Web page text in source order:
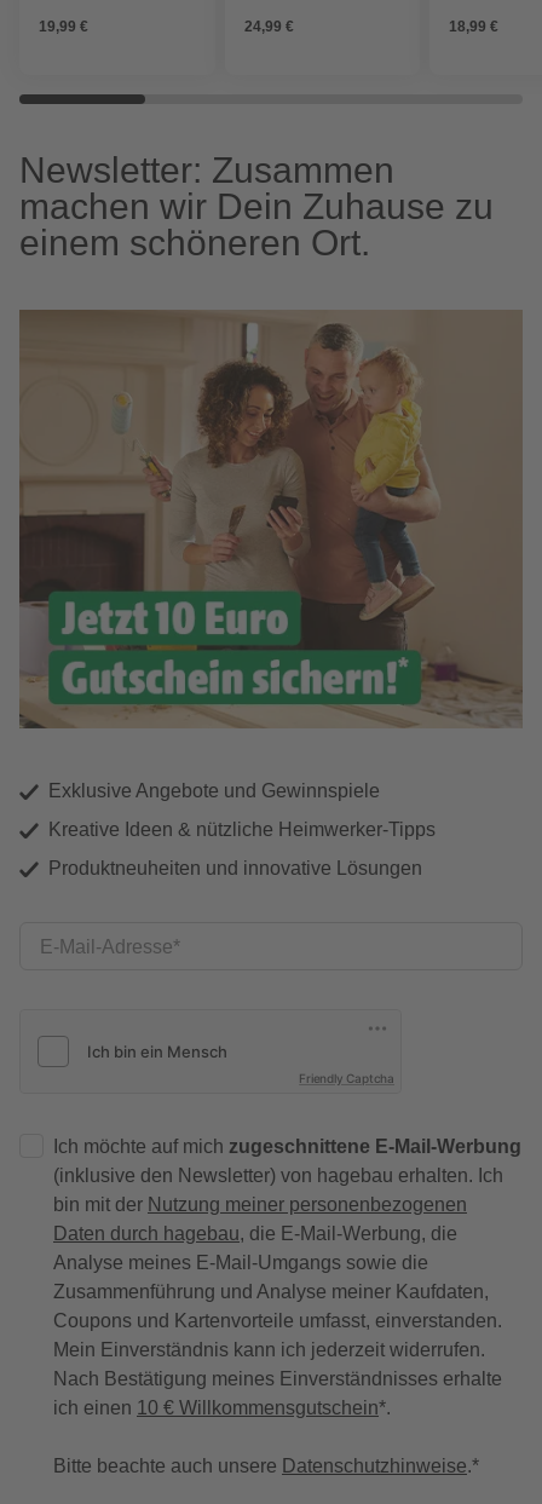
19,99 € 24,99 € 18,99 €
Newsletter: Zusammen
machen wir Dein Zuhause zu
einem schöneren Ort.
Exklusive Angebote und Gewinnspiele
Kreative Ideen & nützliche Heimwerker-Tipps
Produktneuheiten und innovative Lösungen
E-Mail-Adresse
Friendly Captcha
Ich möchte auf mich zugeschnittene E-Mail-Werbung
(inklusive den Newsletter) von hagebau erhalten. Ich
bin mit der Nutzung meiner personenbezogenen
Daten durch hagebau, die E-Mail-Werbung, die
Analyse meines E-Mail-Umgangs sowie die
Zusammenführung und Analyse meiner Kaufdaten,
Coupons und Kartenvorteile umfasst, einverstanden.
Mein Einverständnis kann ich jederzeit widerrufen.
Nach Bestätigung meines Einverständnisses erhalte
ich einen 10 € Willkommensgutschein*.
Bitte beachte auch unsere Datenschutzhinweise.